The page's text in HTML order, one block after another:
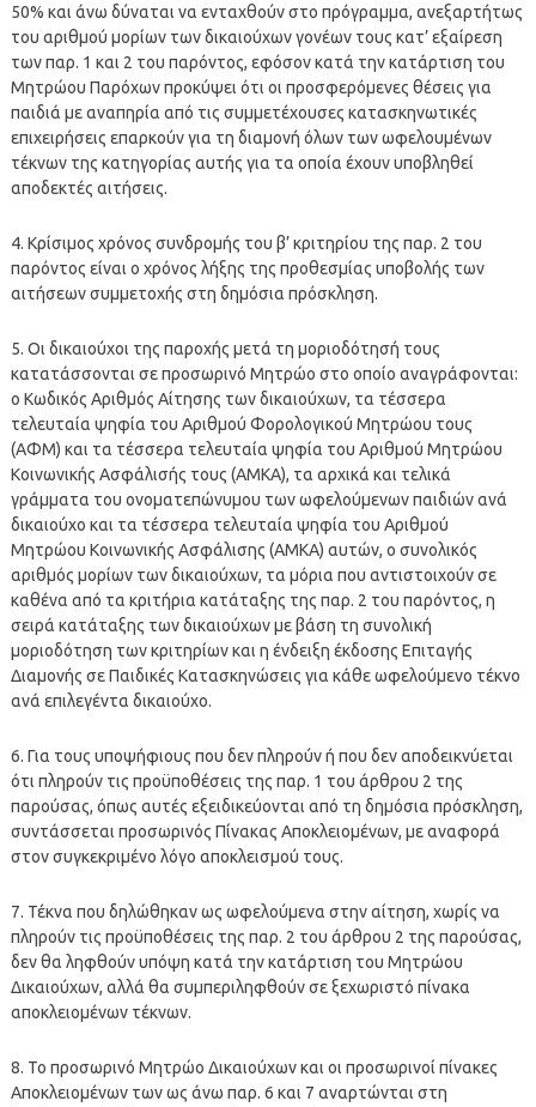
50% και άνω δύναται να ενταχθούν στο πρόγραμμα, ανεξαρτήτως
του αριθμού μορίων των δικαιούχων γονέων τους κατ’ εξαίρεση
των παρ. 1 και 2 του παρόντος, εφόσον κατά την κατάρτιση του
Μητρώου Παρόχων προκύψει ότι οι προσφερόμενες θέσεις για
παιδιά με αναπηρία από τις συμμετέχουσες κατασκηνωτικές
επιχειρήσεις επαρκούν για τη διαμονή όλων των ωφελουμένων
τέκνων της κατηγορίας αυτής για τα οποία έχουν υποβληθεί
αποδεκτές αιτήσεις.
4. Κρίσιμος χρόνος συνδρομής του β’ κριτηρίου της παρ. 2 του
παρόντος είναι ο χρόνος λήξης της προθεσμίας υποβολής των
αιτήσεων συμμετοχής στη δημόσια πρόσκληση.
5. Οι δικαιούχοι της παροχής μετά τη μοριοδότησή τους
κατατάσσονται σε προσωρινό Μητρώο στο οποίο αναγράφονται:
ο Κωδικός Αριθμός Αίτησης των δικαιούχων, τα τέσσερα
τελευταία ψηφία του Αριθμού Φορολογικού Μητρώου τους
(ΑΦΜ) και τα τέσσερα τελευταία ψηφία του Αριθμού Μητρώου
Κοινωνικής Ασφάλισής τους (ΑΜΚΑ), τα αρχικά και τελικά
γράμματα του ονοματεπώνυμου των ωφελούμενων παιδιών ανά
δικαιούχο και τα τέσσερα τελευταία ψηφία του Αριθμού
Μητρώου Κοινωνικής Ασφάλισης (ΑΜΚΑ) αυτών, ο συνολικός
αριθμός μορίων των δικαιούχων, τα μόρια που αντιστοιχούν σε
καθένα από τα κριτήρια κατάταξης της παρ. 2 του παρόντος, η
σειρά κατάταξης των δικαιούχων με βάση τη συνολική
μοριοδότηση των κριτηρίων και η ένδειξη έκδοσης Επιταγής
Διαμονής σε Παιδικές Κατασκηνώσεις για κάθε ωφελούμενο τέκνο
ανά επιλεγέντα δικαιούχο.
6. Για τους υποψήφιους που δεν πληρούν ή που δεν αποδεικνύεται
ότι πληρούν τις προϋποθέσεις της παρ. 1 του άρθρου 2 της
παρούσας, όπως αυτές εξειδικεύονται από τη δημόσια πρόσκληση,
συντάσσεται προσωρινός Πίνακας Αποκλειομένων, με αναφορά
στον συγκεκριμένο λόγο αποκλεισμού τους.
7. Τέκνα που δηλώθηκαν ως ωφελούμενα στην αίτηση, χωρίς να
πληρούν τις προϋποθέσεις της παρ. 2 του άρθρου 2 της παρούσας,
δεν θα ληφθούν υπόψη κατά την κατάρτιση του Μητρώου
Δικαιούχων, αλλά θα συμπεριληφθούν σε ξεχωριστό πίνακα
αποκλειομένων τέκνων.
8. Το προσωρινό Μητρώο Δικαιούχων και οι προσωρινοί πίνακες
Αποκλειομένων των ως άνω παρ. 6 και 7 αναρτώνται στη